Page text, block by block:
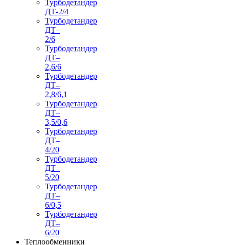
Турбодетандер
ДТ-2/4
Турбодетандер
ДТ–
2/6
Турбодетандер
ДТ–
2,6/6
Турбодетандер
ДТ–
2,8/6,1
Турбодетандер
ДТ–
3,5/0,6
Турбодетандер
ДТ–
4/20
Турбодетандер
ДТ–
5/20
Турбодетандер
ДТ–
6/0,5
Турбодетандер
ДТ–
6/20
Теплообменники